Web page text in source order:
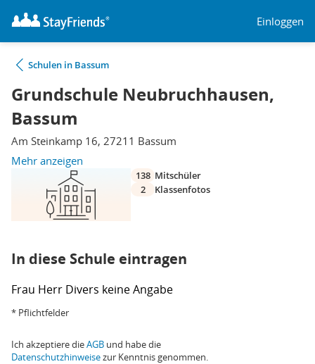
Einloggen
Schulen in Bassum
Grundschule Neubruchhausen,
Bassum
Am Steinkamp 16, 27211 Bassum
Mehr anzeigen
138 Mitschüler
2
Klassenfotos
In diese Schule eintragen
Frau Herr Divers keine Angabe
* Pflichtfelder
Ich akzeptiere dieAGB und habe die
Datenschutzhinweisezur Kenntnis genommen.